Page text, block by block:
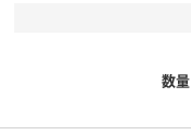
数量